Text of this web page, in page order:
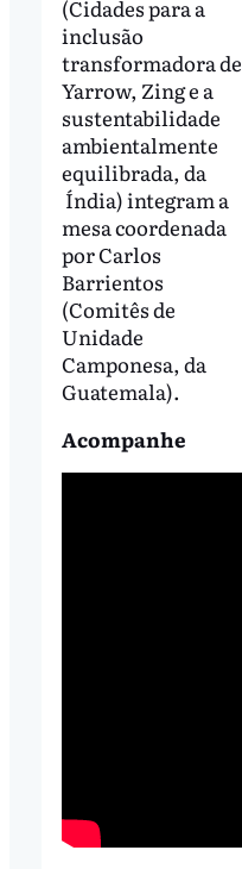
(Cidades para a
inclusão
transformadora de
Yarrow, Zing e a
sustentabilidade
ambientalmente
equilibrada, da
Índia) integram a
mesa coordenada
por Carlos
Barrientos
(Comitês de
Unidade
Camponesa, da
Guatemala).
Acompanhe